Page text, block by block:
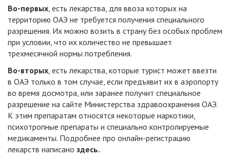
Во-первых, есть лекарства, для ввоза которых на
территорию ОАЭ не требуется получения специального
разрешения. Их можно возить в страну без особых проблем
при условии, что их количество не превышает
трехмесячной нормы потребления.
Во-вторых, есть лекарства, которые турист может ввезти
в ОАЭ только в том случае, если предъявит их в аэропорту
во время досмотра, или заранее получит специальное
разрешение на сайте Министерства здравоохранения ОАЭ.
К этим препаратам относятся некоторые наркотики,
психотропные препараты и специально контролируемые
медикаменты. Подробнее про онлайн-регистрацию
лекарств написано здесь.